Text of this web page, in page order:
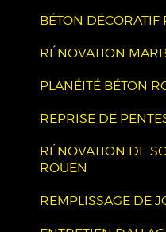
BÉTON DÉCORATIF
RÉNOVATION
PLANÉITÉ BÉTON
REPRISE DE
RÉNOVATION DE
ROUEN
REMPLISSAGE DE